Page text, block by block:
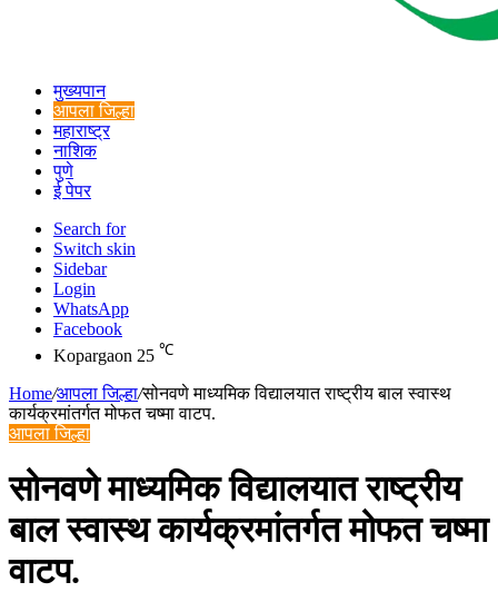
मुख्यपान
आपला जिल्हा
महाराष्ट्र
नाशिक
पुणे
ई पेपर
Search for
Switch skin
Sidebar
Login
WhatsApp
Facebook
Kopargaon 25 ℃
Home/आपला जिल्हा/सोनवणे माध्यमिक विद्यालयात राष्ट्रीय बाल स्वास्थ
कार्यक्रमांतर्गत मोफत चष्मा वाटप.
आपला जिल्हा
सोनवणे माध्यमिक विद्यालयात राष्ट्रीय
बाल स्वास्थ कार्यक्रमांतर्गत मोफत चष्मा
वाटप.